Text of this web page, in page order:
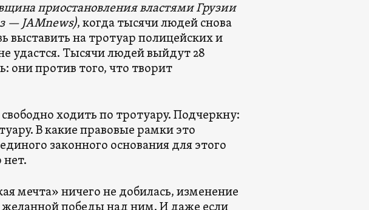
приостановления властями Грузии
— JAMnews), когда тысячи людей снова
на тротуар полицейских и
удастся. Тысячи людей выйдут 28
они против того, что творит
ходить по тротуару. Подчеркну:
В какие правовые рамки это
законного основания для этого
нет.
мечта» ничего не добилась, изменение